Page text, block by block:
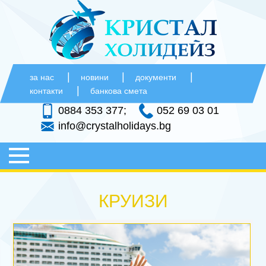
за нас | новини | документи |
контакти | банкова смета
0884 353 377;
052 69 03 01
info@crystalholidays.bg
ПОЧИВКИ
ХЪРВАТИЯ
КРУИЗИ